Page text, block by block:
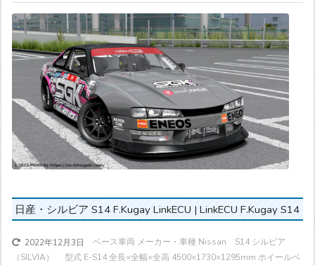
日産・シルビア S14 F.Kugay LinkECU | LinkECU F.Kugay S14
2022年12月3日
ベース車両 メーカー・車種 Nissan S14 シルビア
（SILVIA） 型式 E-S14 全長×全幅×全高 4500×1730×1295mm ホイールベ